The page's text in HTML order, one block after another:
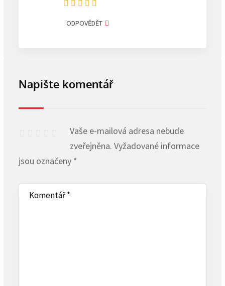
ODPOVĚDĚT
Napište komentář
Vaše e-mailová adresa nebude
zveřejněna. Vyžadované informace
jsou označeny *